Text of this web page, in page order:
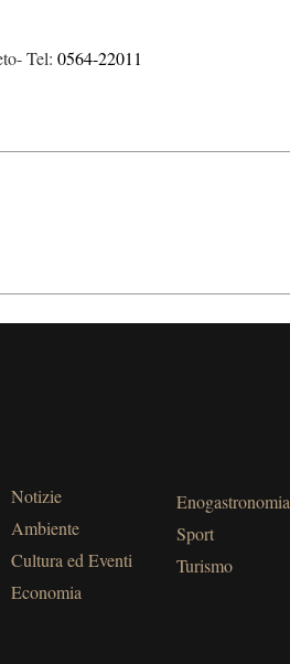
Tel: 0564-22011
Notizie
Ambiente
Cultura ed Eventi
Economia
Enogastronomia
Sport
Turismo